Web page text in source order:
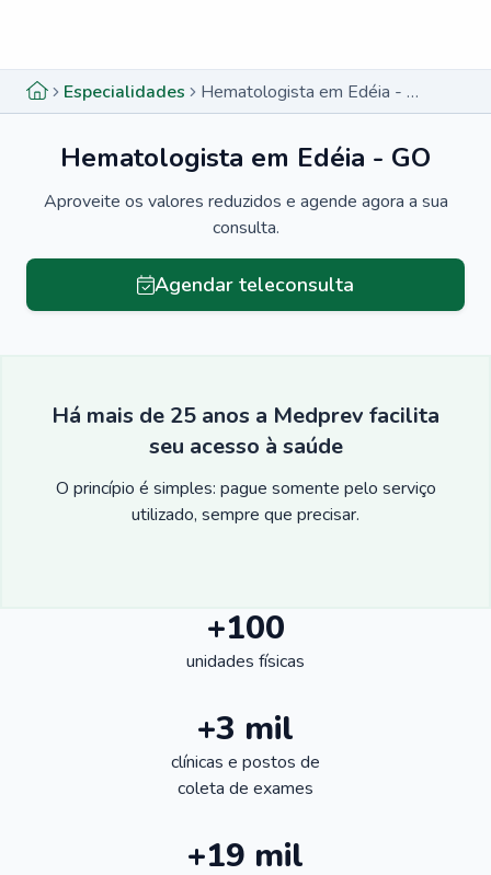
Especialidades Hematologista em Edéia - GO
Hematologista em Edéia - GO
Aproveite os valores reduzidos e agende agora a sua
consulta.
Agendar teleconsulta
Há mais de 25 anos a Medprev facilita
seu acesso à saúde
O princípio é simples: pague somente pelo serviço
utilizado, sempre que precisar.
+100
unidades físicas
+3 mil
clínicas e postos de
coleta de exames
+19 mil